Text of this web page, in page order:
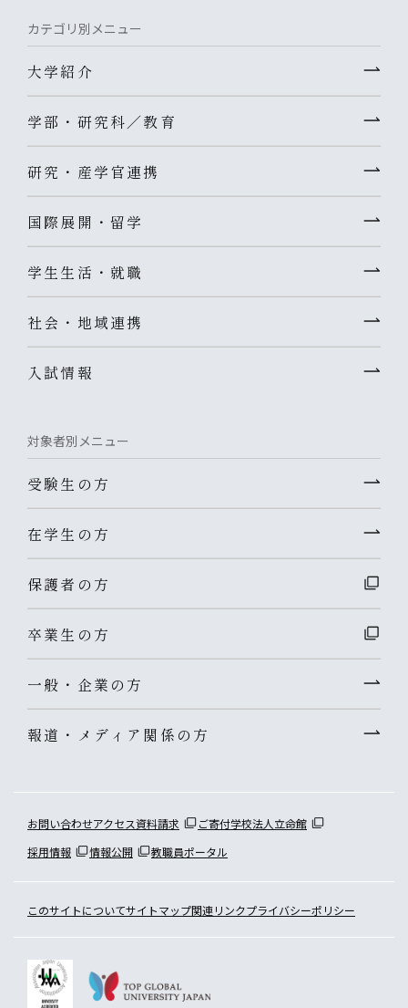
カテゴリ別メニュー
大学紹介
学部・研究科／教育
研究・産学官連携
国際展開・留学
学生生活・就職
社会・地域連携
入試情報
対象者別メニュー
受験生の方
在学生の方
保護者の方
卒業生の方
一般・企業の方
報道・メディア関係の方
お問い合わせアクセス資料請求 ご寄付学校法人立命館
採用情報
情報公開 教職員ポータル
このサイトについてサイトマップ関連リンクプライバシーポリシー